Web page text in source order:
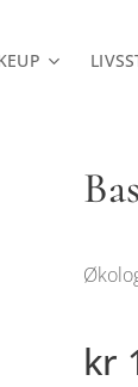
kr